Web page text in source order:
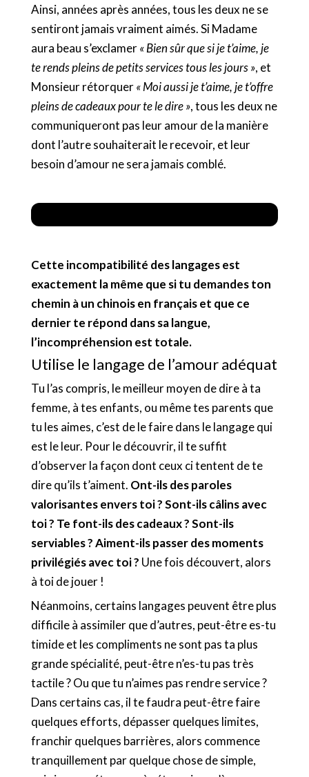
Ainsi, années après années, tous les deux ne se
sentiront jamais vraiment aimés. Si Madame
aura beau s’exclamer« Bien sûr que si je t’aime, je
te rends pleins de petits services tous les jours », et
Monsieur rétorquer« Moi aussi je t’aime, je t’offre
pleins de cadeaux pour te le dire », tous les deux ne
communiqueront pas leur amour de la manière
dont l’autre souhaiterait le recevoir, et leur
besoin d’amour ne sera jamais comblé.
Cette incompatibilité des langages est
exactement la même que si tu demandes ton
chemin à un chinois en français et que ce
dernier te répond dans sa langue,
l’incompréhension est totale.
Utilise le langage de l’amour adéquat
Tu l’as compris, le meilleur moyen de dire à ta
femme, à tes enfants, ou même tes parents que
tu les aimes, c’est de le faire dans le langage qui
est le leur. Pour le découvrir, il te suffit
d’observer la façon dont ceux ci tentent de te
dire qu’ils t’aiment. Ont-ils des paroles
valorisantes envers toi ? Sont-ils câlins avec
toi ? Te font-ils des cadeaux ? Sont-ils
serviables ? Aiment-ils passer des moments
privilégiés avec toi ? Une fois découvert, alors
à toi de jouer !
Néanmoins, certains langages peuvent être plus
difficile à assimiler que d’autres, peut-être es-tu
timide et les compliments ne sont pas ta plus
grande spécialité, peut-être n’es-tu pas très
tactile ? Ou que tu n’aimes pas rendre service ?
Dans certains cas, il te faudra peut-être faire
quelques efforts, dépasser quelques limites,
franchir quelques barrières, alors commence
tranquillement par quelque chose de simple,